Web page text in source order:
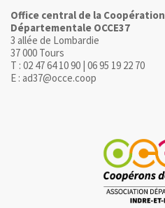
Office central de la
Départementale OCCE37
3 allée de Lombardie
37 000 Tours
T : 02 47 64 10 90 | 06 95 19 22 70
E : ad37@occe.coop